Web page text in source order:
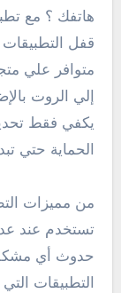
هاتفك ؟ مع
قفل
متوافر علي
إلي الروت
يكفي فقط
الحماية حتي
من مميزات
تستخدم عند
حدوث أي مشكلة
التطبيقات